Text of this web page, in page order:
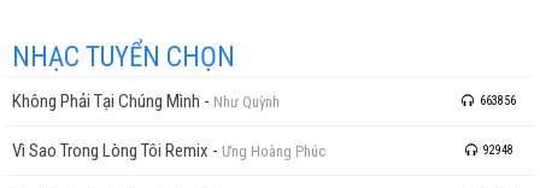
NHẠC TUYỂN CHỌN
Không Phải Tại Chúng Mình - Như Quỳnh 663856
Vì Sao Trong Lòng Tôi Remix - Ưng Hoàng Phúc 92948